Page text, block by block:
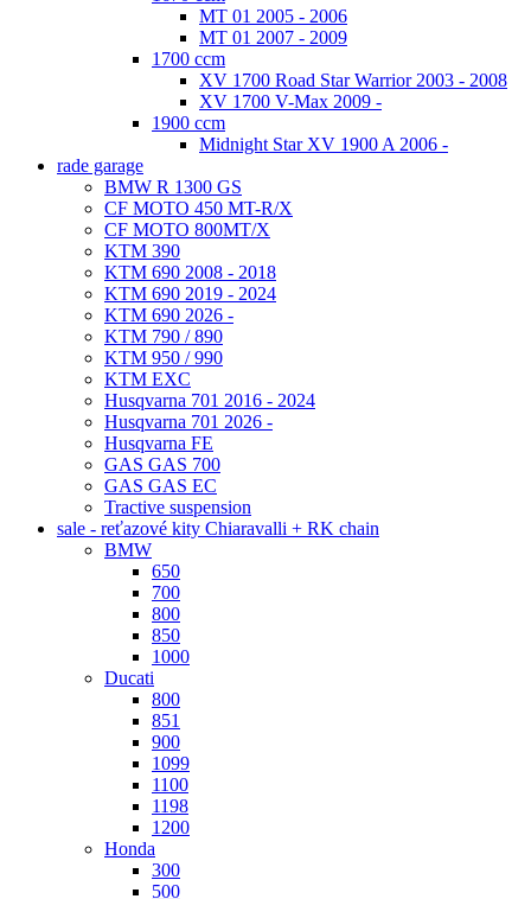
MT 01 2005 - 2006
MT 01 2007 - 2009
1700 ccm
XV 1700 Road Star Warrior 2003 - 2008
XV 1700 V-Max 2009 -
1900 ccm
Midnight Star XV 1900 A 2006 -
rade garage
BMW R 1300 GS
CF MOTO 450 MT-R/X
CF MOTO 800MT/X
KTM 390
KTM 690 2008 - 2018
KTM 690 2019 - 2024
KTM 690 2026 -
KTM 790 / 890
KTM 950 / 990
KTM EXC
Husqvarna 701 2016 - 2024
Husqvarna 701 2026 -
Husqvarna FE
GAS GAS 700
GAS GAS EC
Tractive suspension
sale - reťazové kity Chiaravalli + RK chain
BMW
650
700
800
850
1000
Ducati
800
851
900
1099
1100
1198
1200
Honda
300
500